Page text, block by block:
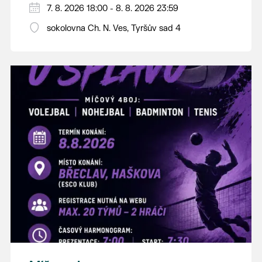
PÁTEK 7. srpna
18:00 - ruční stavění máje
14:00 - krojový průvod pro stárky od
hostince “U Buvola”
16:00 - odpolední zábava na sokolovně
21:00 - večerní zábava
K tanci a poslechu bude hrát DH
Lanžhotčané.
Těšíme se na Vás!
7. 8. 2026 18:00 - 8. 8. 2026 23:59
sokolovna Ch. N. Ves, Tyršův sad 4